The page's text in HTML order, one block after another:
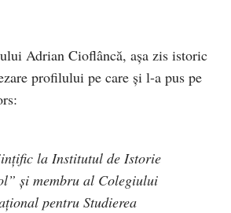
Adrian Cioflâncă, așa zis istoric
profilului pe care și l-a pus pe
la Institutul de Istorie
şi membru al Colegiului
pentru Studierea